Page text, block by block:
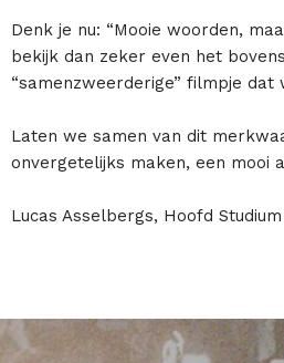
Denk je nu: “Mooie woorden,
bekijk dan zeker even het
“samenzweerderige” filmpje dat
Laten we samen van dit
onvergetelijks maken, een mooi
Lucas Asselbergs, Hoofd